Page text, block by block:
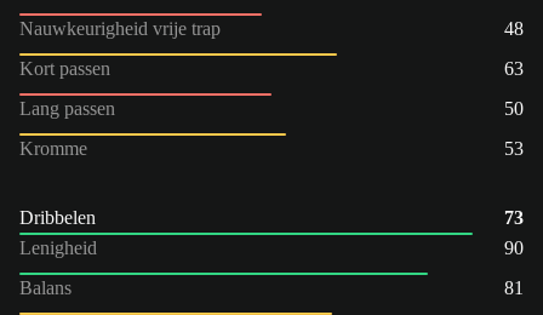
Nauwkeurigheid vrije trap
48
Kort passen
63
Lang passen
50
Kromme
53
Dribbelen
73
Lenigheid
90
Balans
81